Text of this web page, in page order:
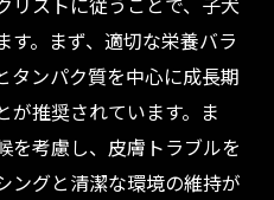
す。まず、適切な栄養バラ
タンパク質を中心に成長期
が推奨されています。ま
を考慮し、皮膚トラブルを
ングと清潔な環境の維持が